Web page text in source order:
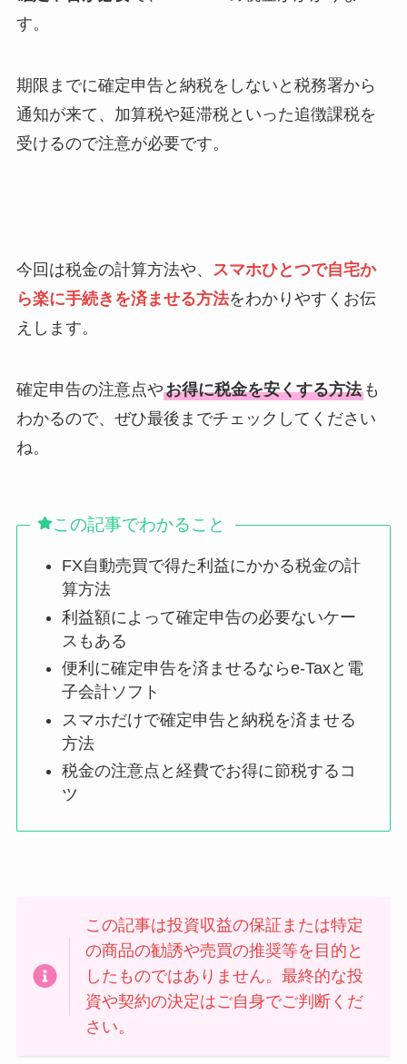
す。
期限までに確定申告と納税をしないと税務署から
通知が来て、加算税や延滞税といった追徴課税を
受けるので注意が必要です。
今回は税金の計算方法や、 スマホひとつで自宅か
ら楽に手続きを済ませる方法をわかりやすくお伝
えします。
確定申告の注意点やお得に税金を安くする方法も
わかるので、ぜひ最後までチェックしてください
ね。
この記事でわかること
FX自動売買で得た利益にかかる税金の計
算方法
利益額によって確定申告の必要ないケー
スもある
便利に確定申告を済ませるならe-Taxと電
子会計ソフト
スマホだけで確定申告と納税を済ませる
方法
税金の注意点と経費でお得に節税するコ
ツ
この記事は投資収益の保証または特定
の商品の勧誘や売買の推奨等を目的と
したものではありません。最終的な投
資や契約の決定はご自身でご判断くだ
さい。